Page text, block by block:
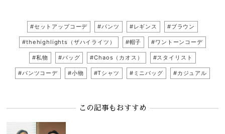
#セットアップコーデ #パンツ #レギンス #ブラウン
#thehighlights（ザハイライツ） #帽子 #ワントーンコーデ
#私物 #バッグ #Chaos（カオス） #スタイリスト
#パンツコーデ #小物 #Tシャツ #ミニバッグ #カジュアル
この記事もおすすめ